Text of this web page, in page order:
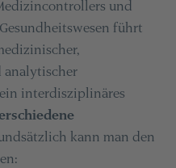
und
führt
interdisziplinäres
kann man den